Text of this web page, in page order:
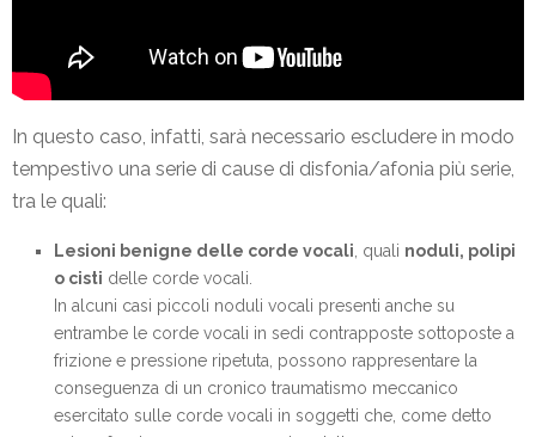
In questo caso, infatti, sarà necessario escludere in modo
tempestivo una serie di cause di disfonia/afonia più serie,
tra le quali:
Lesioni benigne delle corde vocali , quali noduli, polipi
o cisti delle corde vocali.
In alcuni casi piccoli noduli vocali presenti anche su
entrambe le corde vocali in sedi contrapposte sottoposte a
frizione e pressione ripetuta, possono rappresentare la
conseguenza di un cronico traumatismo meccanico
esercitato sulle corde vocali in soggetti che, come detto